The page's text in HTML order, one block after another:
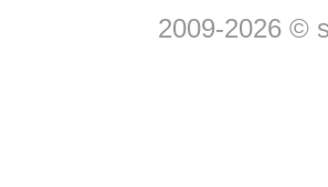
2009-2026 ©